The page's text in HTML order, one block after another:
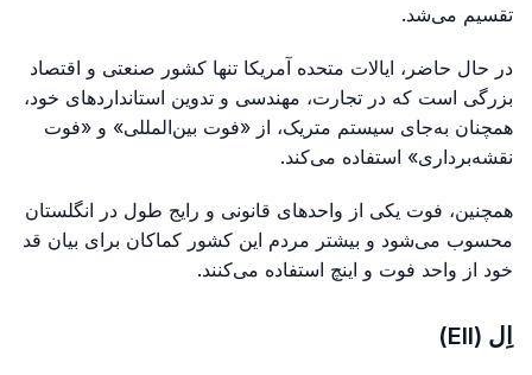
تقسیم می‌شد.
در حال حاضر، ایالات متحده آمریکا تنها کشور صنعتی و اقتصاد
بزرگی است که در تجارت، مهندسی و تدوین استانداردهای خود،
همچنان به‌جای سیستم متریک، از «فوت بین‌المللی» و «فوت
نقشه‌برداری» استفاده می‌کند.
همچنین، فوت یکی از واحدهای قانونی و رایج طول در انگلستان
محسوب می‌شود و بیشتر مردم این کشور کماکان برای بیان قد
خود از واحد فوت و اینچ استفاده می‌کنند.
اِل (Ell)